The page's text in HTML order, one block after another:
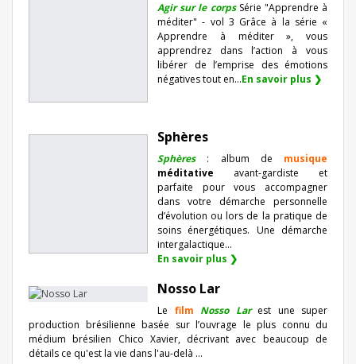
Agir sur le corpsSérie "Apprendre à
méditer" - vol 3 Grâce à la série «
Apprendre à méditer », vous
apprendrez dans l’action à vous
libérer de l’emprise des émotions
négatives tout en...En savoir plus ❯
Sphères
Sphères: album de musique
méditative avant-gardiste et
parfaite pour vous accompagner
dans votre démarche personnelle
d’évolution ou lors de la pratique de
soins énergétiques. Une démarche
intergalactique...
En savoir plus ❯
Nosso Lar
Le film Nosso Lar est une super
production brésilienne basée sur l’ouvrage le plus connu du
médium brésilien Chico Xavier, décrivant avec beaucoup de
détails ce qu'est la vie dans l'au-delà ...